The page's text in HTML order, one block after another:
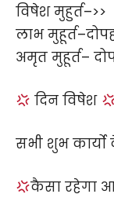
विषेश मुहुर्त–>>
लाभ
अमृत मुहूर्त–
दिन विषेश
सभी शुभ
कैसा रहेगा